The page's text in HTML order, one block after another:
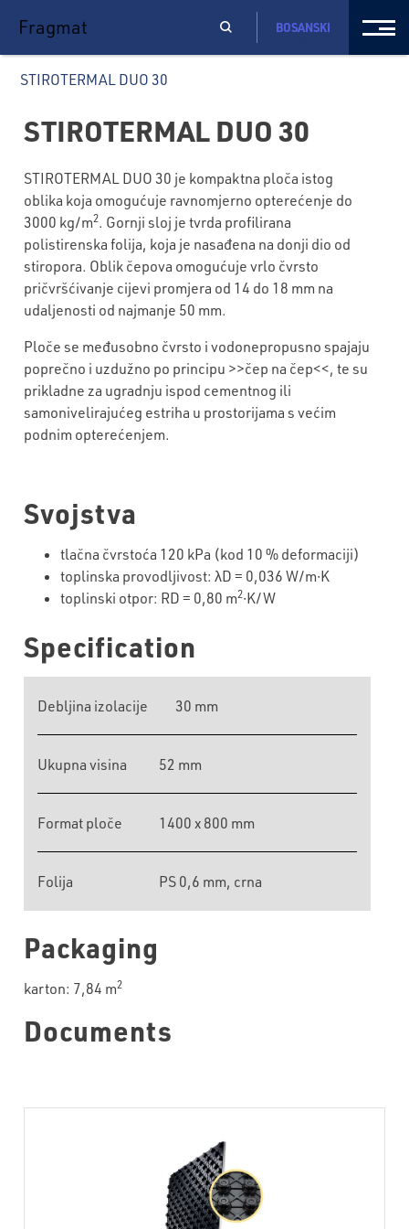
Fragmat BOSANSKI
STIROTERMAL DUO 30
STIROTERMAL DUO 30
STIROTERMAL DUO 30 je kompaktna ploča istog
oblika koja omogućuje ravnomjerno opterećenje do
3000 kg/m2. Gornji sloj je tvrda profilirana
polistirenska folija, koja je nasađena na donji dio od
stiropora. Oblik čepova omogućuje vrlo čvrsto
pričvršćivanje cijevi promjera od 14 do 18 mm na
udaljenosti od najmanje 50 mm.
Ploče se međusobno čvrsto i vodonepropusno spajaju
poprečno i uzdužno po principu >>čep na čep<<, te su
prikladne za ugradnju ispod cementnog ili
samonivelirajućeg estriha u prostorijama s većim
podnim opterećenjem.
Svojstva
tlačna čvrstoća 120 kPa (kod 10 % deformaciji)
toplinska provodljivost: λD = 0,036 W/m∙K
toplinski otpor: RD = 0,80 m2∙K/W
Specification
Debljina izolacije 30 mm
Ukupna visina 52 mm
Format ploče 1400 x 800 mm
Folija PS 0,6 mm, crna
Packaging
karton: 7,84 m2
Documents